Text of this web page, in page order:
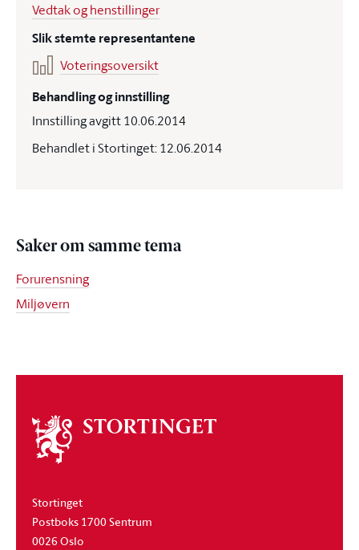
Vedtak og henstillinger
Slik stemte representantene
Voteringsoversikt
Behandling og innstilling
Innstilling avgitt 10.06.2014
Behandlet i Stortinget: 12.06.2014
Saker om samme tema
Forurensning
Miljøvern
Om
stortinget
Stortinget
Postboks 1700 Sentrum
0026 Oslo